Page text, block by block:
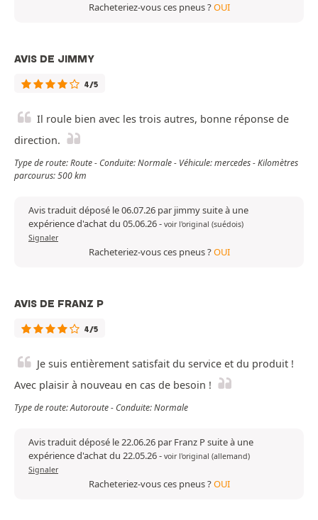
Racheteriez-vous ces pneus ?OUI
AVIS DE JIMMY
4/5
Il roule bien avec les trois autres, bonne réponse de
direction.
Type de route: Route - Conduite: Normale - Véhicule: mercedes - Kilomètres
parcourus: 500 km
Avis traduit déposé le 06.07.26 par jimmy suite à une
expérience d'achat du 05.06.26- voir l'original (suédois)
Signaler
Racheteriez-vous ces pneus ?OUI
AVIS DE FRANZ P
4/5
Je suis entièrement satisfait du service et du produit !
Avec plaisir à nouveau en cas de besoin !
Type de route: Autoroute - Conduite: Normale
Avis traduit déposé le 22.06.26 par Franz P suite à une
expérience d'achat du 22.05.26- voir l'original (allemand)
Signaler
Racheteriez-vous ces pneus ?OUI